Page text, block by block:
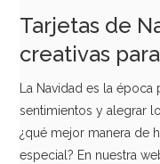
Tarjetas de
creativas
La Navidad es la época
sentimientos y alegrar
¿qué mejor manera de
especial? En nuestra